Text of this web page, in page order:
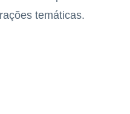
temáticas.